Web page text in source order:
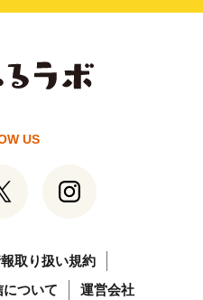
US
取り扱い規約
ついて
運営会社